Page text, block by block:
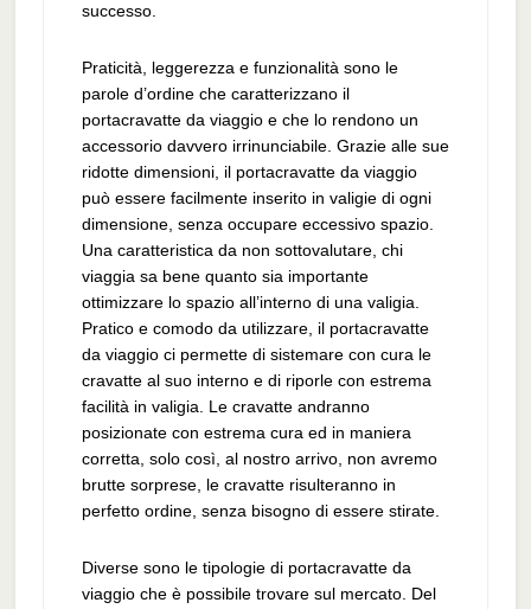
successo.
Praticità, leggerezza e funzionalità sono le
parole d’ordine che caratterizzano il
portacravatte da viaggio e che lo rendono un
accessorio davvero irrinunciabile. Grazie alle sue
ridotte dimensioni, il portacravatte da viaggio
può essere facilmente inserito in valigie di ogni
dimensione, senza occupare eccessivo spazio.
Una caratteristica da non sottovalutare, chi
viaggia sa bene quanto sia importante
ottimizzare lo spazio all’interno di una valigia.
Pratico e comodo da utilizzare, il portacravatte
da viaggio ci permette di sistemare con cura le
cravatte al suo interno e di riporle con estrema
facilità in valigia. Le cravatte andranno
posizionate con estrema cura ed in maniera
corretta, solo così, al nostro arrivo, non avremo
brutte sorprese, le cravatte risulteranno in
perfetto ordine, senza bisogno di essere stirate.
Diverse sono le tipologie di portacravatte da
viaggio che è possibile trovare sul mercato. Del